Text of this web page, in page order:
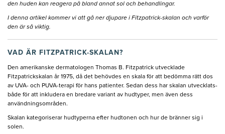
den huden kan reagera på bland annat sol och behandlingar.
I denna artikel kommer vi att gå ner djupare i Fitzpatrick-skalan och varför
den är så viktig.
VAD ÄR FITZPATRICK-SKALAN?
Den amerikanske dermatologen Thomas B. Fitzpatrick utvecklade
Fitzpatrickskalan år 1975, då det behövdes en skala för att bedömma rätt dos
av UVA- och PUVA-terapi för hans patienter. Sedan dess har skalan utvecklats-
både för att inkludera en bredare variant av hudtyper, men även dess
användningsområden.
Skalan kategoriserar hudtyperna efter hudtonen och hur de bränner sig i
solen.